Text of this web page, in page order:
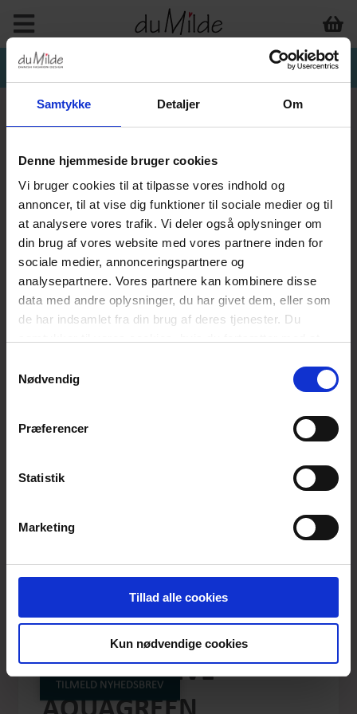
Samtykke Detaljer Om
Denne hjemmeside bruger cookies
Vi bruger cookies til at tilpasse vores indhold og
annoncer, til at vise dig funktioner til sociale medier og til
at analysere vores trafik. Vi deler også oplysninger om
din brug af vores website med vores partnere inden for
sociale medier, annonceringspartnere og
analysepartnere. Vores partnere kan kombinere disse
data med andre oplysninger, du har givet dem, eller som
de har indsamlet fra din brug af deres tjenester. Du
Nødvendig
Præferencer
Statistik
Marketing
Tillad alle cookies
Kun nødvendige cookies
ALWAYS DUALMINA
SHORT SLEEVE
AQUAGREEN
TILMELD NYHEDSBREV